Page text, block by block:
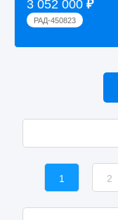
3 052 000 ₽
РАД-450823
1 2